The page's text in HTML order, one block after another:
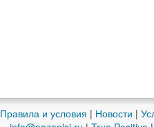
Правила и условия | Новости |